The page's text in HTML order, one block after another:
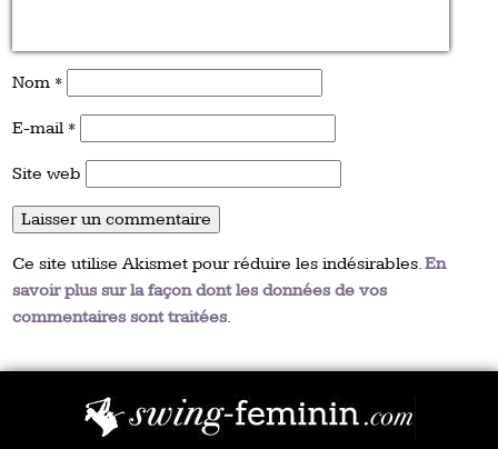
Nom *
E-mail *
Site web
Ce site utilise Akismet pour réduire les indésirables.En
savoir plus sur la façon dont les données de vos
commentaires sont traitées.